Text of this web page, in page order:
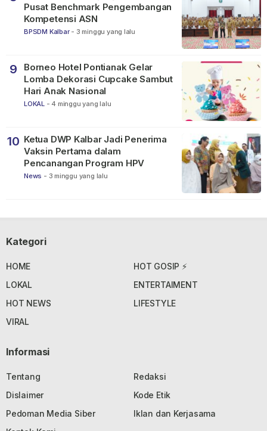
Pusat Benchmark Pengembangan
Kompetensi ASN
BPSDM Kalbar - 3 minggu yang lalu
9
Borneo Hotel Pontianak Gelar
Lomba Dekorasi Cupcake Sambut
Hari Anak Nasional
LOKAL - 4 minggu yang lalu
10 Ketua DWP Kalbar Jadi Penerima
Vaksin Pertama dalam
Pencanangan Program HPV
News - 3 minggu yang lalu
Kategori
HOME
HOT GOSIP ⚡
LOKAL
ENTERTAIMENT
HOT NEWS
LIFESTYLE
VIRAL
Informasi
Tentang
Redaksi
Dislaimer
Kode Etik
Pedoman Media Siber
Iklan dan Kerjasama